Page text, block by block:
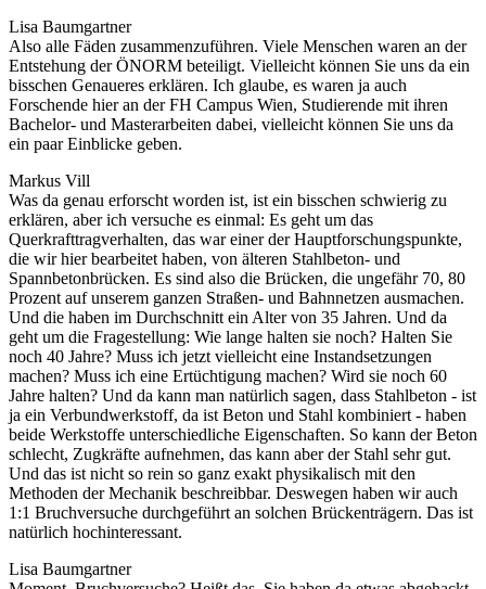
Lisa Baumgartner
Also alle Fäden zusammenzuführen. Viele Menschen waren an der
Entstehung der ÖNORM beteiligt. Vielleicht können Sie uns da ein
bisschen Genaueres erklären. Ich glaube, es waren ja auch
Forschende hier an der FH Campus Wien, Studierende mit ihren
Bachelor- und Masterarbeiten dabei, vielleicht können Sie uns da
ein paar Einblicke geben.
Markus Vill
Was da genau erforscht worden ist, ist ein bisschen schwierig zu
erklären, aber ich versuche es einmal: Es geht um das
Querkrafttragverhalten, das war einer der Hauptforschungspunkte,
die wir hier bearbeitet haben, von älteren Stahlbeton- und
Spannbetonbrücken. Es sind also die Brücken, die ungefähr 70, 80
Prozent auf unserem ganzen Straßen- und Bahnnetzen ausmachen.
Und die haben im Durchschnitt ein Alter von 35 Jahren. Und da
geht um die Fragestellung: Wie lange halten sie noch? Halten Sie
noch 40 Jahre? Muss ich jetzt vielleicht eine Instandsetzungen
machen? Muss ich eine Ertüchtigung machen? Wird sie noch 60
Jahre halten? Und da kann man natürlich sagen, dass Stahlbeton - ist
ja ein Verbundwerkstoff, da ist Beton und Stahl kombiniert - haben
beide Werkstoffe unterschiedliche Eigenschaften. So kann der Beton
schlecht, Zugkräfte aufnehmen, das kann aber der Stahl sehr gut.
Und das ist nicht so rein so ganz exakt physikalisch mit den
Methoden der Mechanik beschreibbar. Deswegen haben wir auch
1:1 Bruchversuche durchgeführt an solchen Brückenträgern. Das ist
natürlich hochinteressant.
Lisa Baumgartner